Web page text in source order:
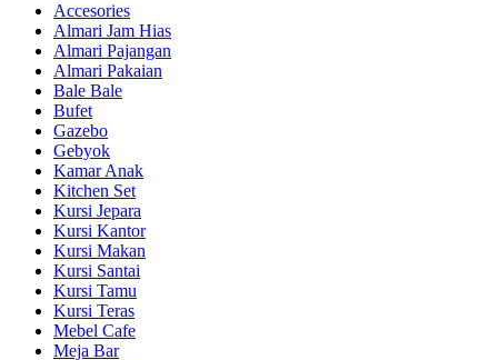
Accesories
Almari Jam Hias
Almari Pajangan
Almari Pakaian
Bale Bale
Bufet
Gazebo
Gebyok
Kamar Anak
Kitchen Set
Kursi Jepara
Kursi Kantor
Kursi Makan
Kursi Santai
Kursi Tamu
Kursi Teras
Mebel Cafe
Meja Bar